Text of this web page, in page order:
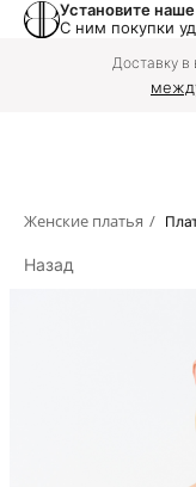
Установите
С ним покупки
Доставку
Женские платья /
Назад